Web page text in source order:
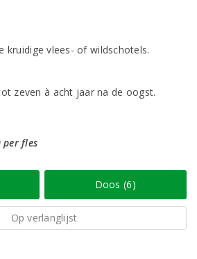
kruidige vlees- of wildschotels.
zeven à acht jaar na de oogst.
per fles
Doos (6)
Op verlanglijst